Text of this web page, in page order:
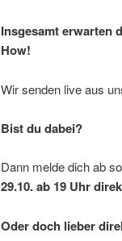
Insgesamt erwarten
How!
Wir senden live aus
Bist du dabei?
Dann melde dich ab
29.10. ab 19 Uhr
Oder doch lieber